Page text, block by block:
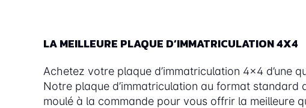
LA MEILLEURE PLAQUE D’IMMATRICULATION 4X4
Achetez votre plaque d’immatriculation 4x4 d’une
Notre plaque d’immatriculation au format standard
moulé à la commande pour vous offrir la meilleure